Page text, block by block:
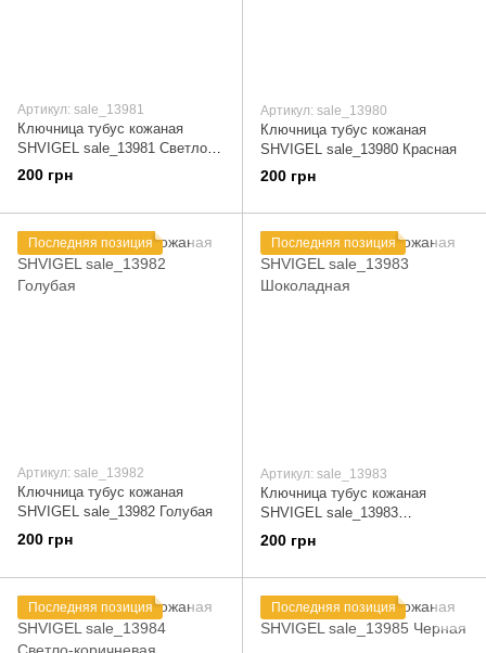
Артикул: sale_13981
Ключница тубус кожаная
SHVIGEL sale_13981 Светло-
серая
200 грн
Артикул: sale_13980
Ключница тубус кожаная
SHVIGEL sale_13980 Красная
200 грн
Последняя позиция
Артикул: sale_13982
Ключница тубус кожаная
SHVIGEL sale_13982 Голубая
200 грн
Последняя позиция
Артикул: sale_13983
Ключница тубус кожаная
SHVIGEL sale_13983
Шоколадная
200 грн
Последняя позиция Последняя позиция